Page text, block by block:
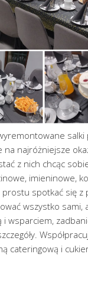
salki
na najróżniejsze
z nich chcąc
imieninowe,
spotkać się z
wszystko sami,
i wsparciem,
cateringową i